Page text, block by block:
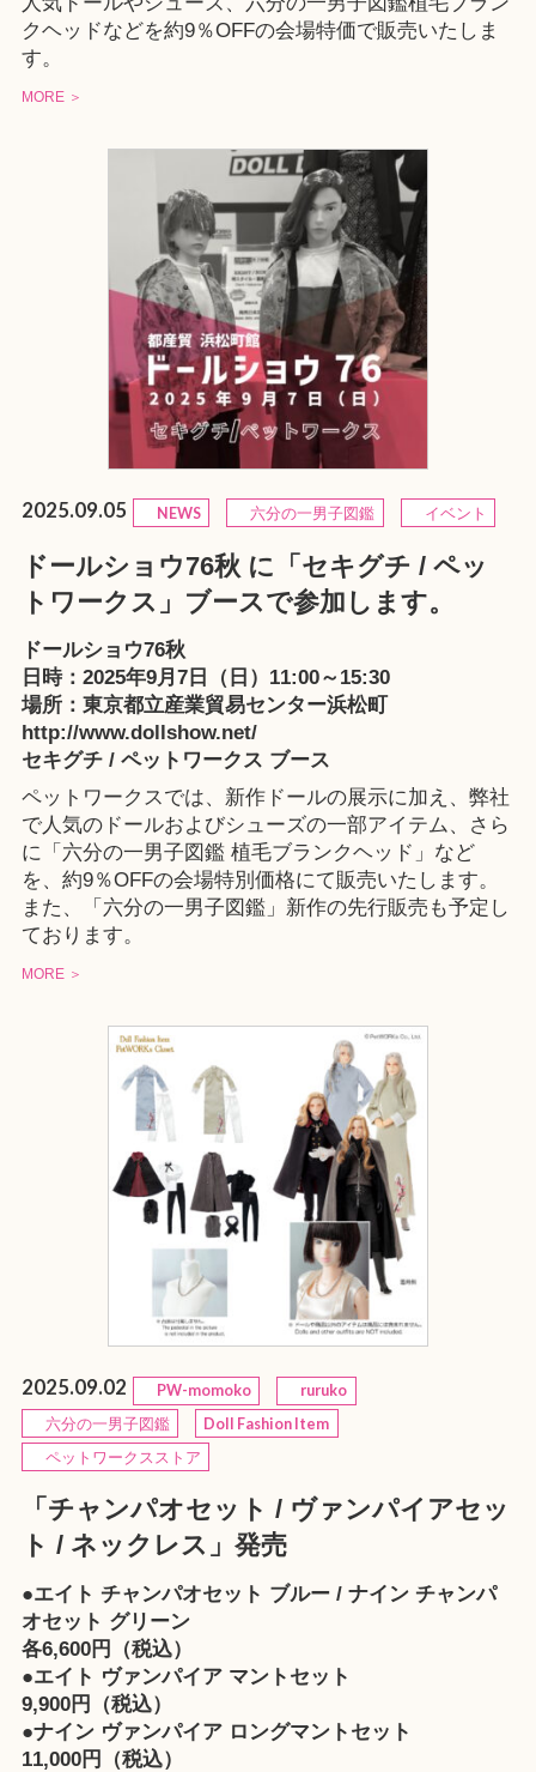
クヘッドなどを約9％OFFの会場特価で販売いたしま
す。
MORE ＞
2025.09.05 NEWS 六分の一男子図鑑 イベント
ドールショウ76秋 に「セキグチ / ペッ
トワークス」ブースで参加します。
ドールショウ76秋
日時：2025年9月7日（日）11:00～15:30
場所：東京都立産業貿易センター浜松町
http://www.dollshow.net/
セキグチ / ペットワークス ブース
ペットワークスでは、新作ドールの展示に加え、弊社
で人気のドールおよびシューズの一部アイテム、さら
に「六分の一男子図鑑 植毛ブランクヘッド」など
を、約9％OFFの会場特別価格にて販売いたします。
また、「六分の一男子図鑑」新作の先行販売も予定し
ております。
MORE ＞
2025.09.02 PW-momoko
ruruko
六分の一男子図鑑
Doll Fashion Item
ペットワークスストア
「チャンパオセット / ヴァンパイアセッ
ト / ネックレス」発売
●エイト チャンパオセット ブルー / ナイン チャンパ
オセット グリーン
各6,600円（税込）
●エイト ヴァンパイア マントセット
9,900円（税込）
●ナイン ヴァンパイア ロングマントセット
11,000円（税込）